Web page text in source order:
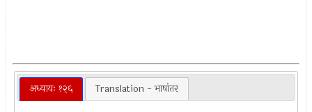
अध्यायः १२६ Translation - भाषांतर